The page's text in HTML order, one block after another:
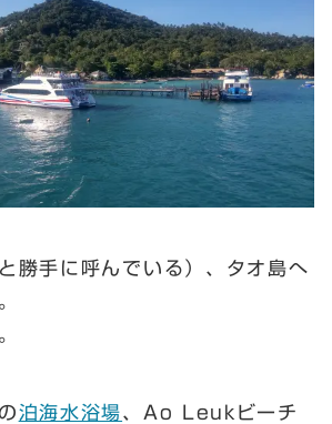
勝手に呼んでいる）、タオ島へ
泊海水浴場、Ao Leukビーチ